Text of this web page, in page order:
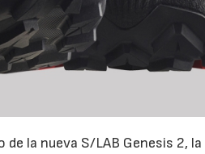
la nueva S/LAB Genesis 2,